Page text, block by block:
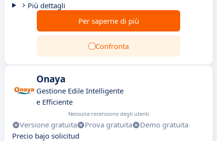
Più dettagli
Per saperne di più
Confronta
Onaya
Gestione Edile Intelligente
e Efficiente
Nessuna recensione degli utenti
Versione gratuita Prova gratuita
Demo gratuita
Precio bajo solicitud